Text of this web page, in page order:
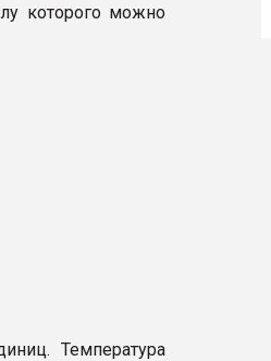
которого можно
Температура